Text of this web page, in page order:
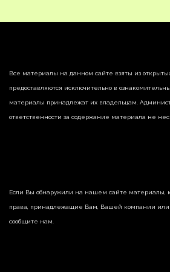
Все материалы на данном сайте взяты из
предоставляются исключительно в
материалы принадлежат их владельцам.
ответственности за содержание материала не
Если Вы обнаружили на нашем сайте материалы,
права, принадлежащие Вам, Вашей компании или
сообщите нам.